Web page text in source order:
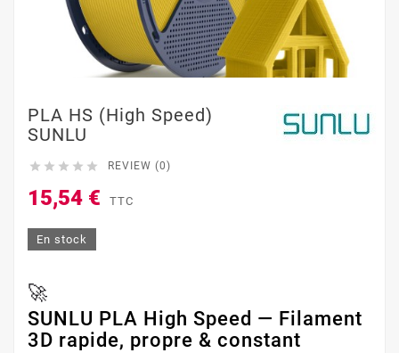
PLA HS (High Speed)
SUNLU
     REVIEW (0)
15,54 € TTC
En stock
🚀
SUNLU PLA High Speed — Filament
3D rapide, propre & constant